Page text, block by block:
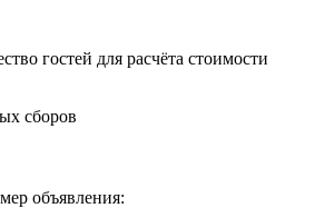
гостей для расчёта стоимости
сборов
объявления: